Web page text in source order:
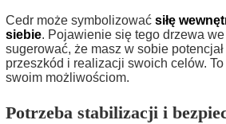
Cedr może symbolizować siłę
siebie. Pojawienie się tego drzewa
sugerować, że masz w sobie
przeszkód i realizacji swoich celów.
swoim możliwościom.
Potrzeba stabilizacji i